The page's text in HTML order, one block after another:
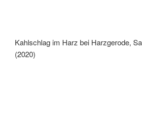
Kahlschlag im Harz bei Harzgerode,
(2020)